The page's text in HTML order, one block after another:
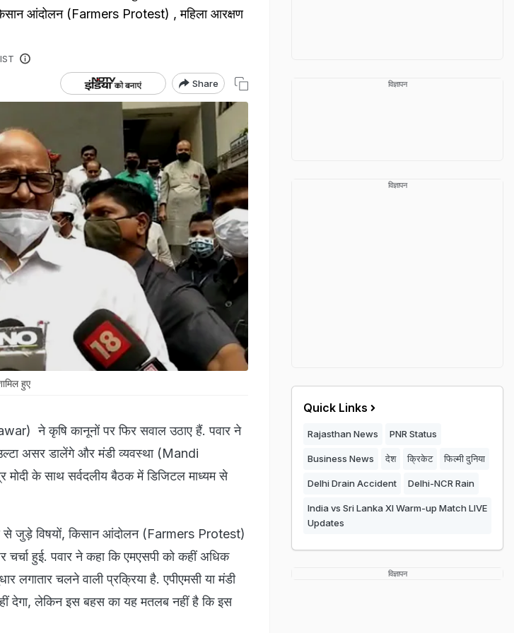
आंदोलन (Farmers Protest) , महिला आरक्षण
Share
हुए
ने कृषि कानूनों पर फिर सवाल उठाए हैं. पवार ने
असर डालेंगे और मंडी व्यवस्था (Mandi
के साथ सर्वदलीय बैठक में डिजिटल माध्यम से
जुड़े विषयों, किसान आंदोलन (Farmers Protest)
चर्चा हुई. पवार ने कहा कि एमएसपी को कहीं अधिक
चलने वाली प्रक्रिया है. एपीएमसी या मंडी
देगा, लेकिन इस बहस का यह मतलब नहीं है कि इस
विज्ञापन
विज्ञापन
Quick Links
Rajasthan News PNR Status
Business News देश क्रिकेट फिल्मी दुनिया
Delhi Drain Accident Delhi-NCR Rain
India vs Sri Lanka XI Warm-up Match LIVE
Updates
विज्ञापन